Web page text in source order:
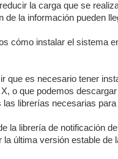
la carga que se
de la información pueden
cómo instalar el sistema
que es necesario tener
o que podemos
librerías necesarias para
la librería de notificación
la última versión estable de